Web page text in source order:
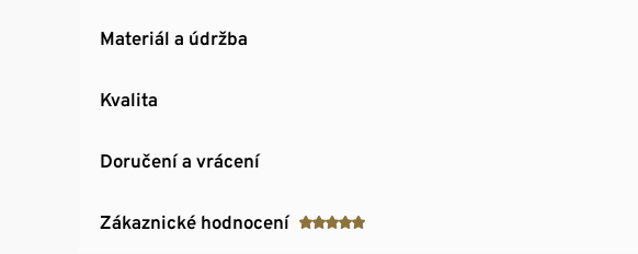
Materiál a údržba
Kvalita
Doručení a vrácení
Zákaznické hodnocení